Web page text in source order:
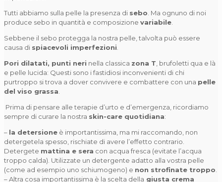
Tutti abbiamo sulla pelle la presenza di sebo. Ma ognuno di noi
produce sebo in quantità e composizione variabile.
Sebbene il sebo protegga la nostra pelle, talvolta può essere
causa di spiacevoli imperfezioni.
Pori dilatati, punti neri nella classica zona T, brufoletti qua e là
e pelle lucida: Questi sono i fastidiosi inconvenienti di chi
purtroppo si trova a dover convivere e combattere con una pelle
del viso grassa.
Prima di pensare alle terapie d’urto e d’emergenza, ricordiamo
sempre di curare la nostra skin-care quotidiana:
– la detersione è importantissima, ma mi raccomando, non
detergetela spesso, rischiate di avere l’effetto contrario.
Detergete mattina e sera con acqua fresca (evitate l’acqua
troppo calda). Utilizzate un detergente adatto alla vostra pelle
(come ad esempio uno schiumogeno) e non strofinate troppo.
– Altra cosa importantissima è la scelta della giusta crema